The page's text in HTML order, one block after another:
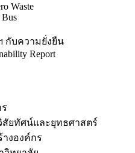
Waste
กับความยั่งยืน
Report
สัยทัศน์และยุทธศาสตร์
างองค์กร